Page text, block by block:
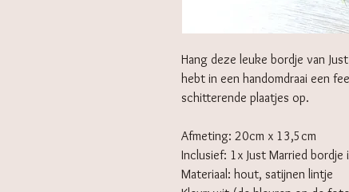
Hang deze leuke bordje van
hebt in een handomdraai een
schitterende plaatjes op.
Afmeting: 20cm x 13,5cm
Inclusief: 1x Just Married bordje
Materiaal: hout, satijnen lintje